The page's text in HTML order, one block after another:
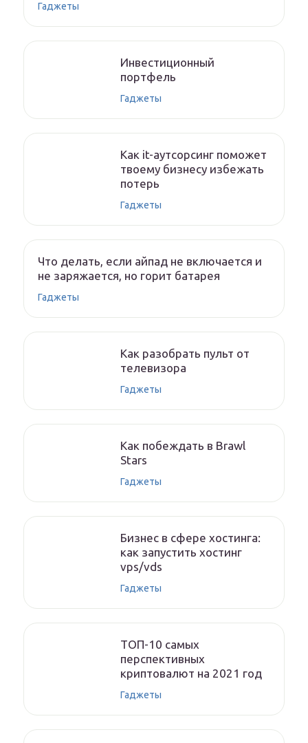
Гаджеты
Инвестиционный
портфель
Гаджеты
Как it-аутсорсинг поможет
твоему бизнесу избежать
потерь
Гаджеты
Что делать, если айпад не включается и
не заряжается, но горит батарея
Гаджеты
Как разобрать пульт от
телевизора
Гаджеты
Как побеждать в Brawl
Stars
Гаджеты
Бизнес в сфере хостинга:
как запустить хостинг
vps/vds
Гаджеты
ТОП-10 самых
перспективных
криптовалют на 2021 год
Гаджеты